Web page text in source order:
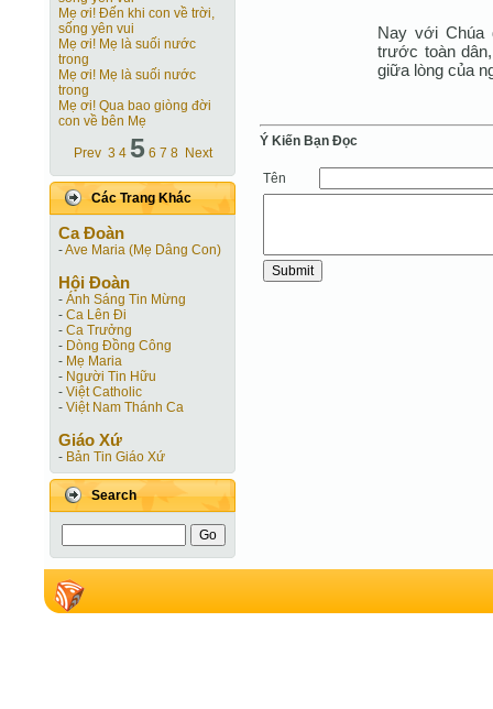
Mẹ ơi! Ðến khi con về trời,
sống yên vui
Mẹ ơi! Mẹ là suối nước
trong
Mẹ ơi! Mẹ là suối nước
trong
Mẹ ơi! Qua bao giòng đời
con về bên Mẹ
Prev 3 4 5 6 7 8 Next
Các Trang Khác
Ca Ðoàn
-Ave Maria (Mẹ Dâng Con)
Hội Ðoàn
- Ánh Sáng Tin Mừng
- Ca Lên Đi
- Ca Trưởng
- Dòng Đồng Công
- Mẹ Maria
- Người Tin Hữu
- Việt Catholic
- Việt Nam Thánh Ca
Giáo Xứ
- Bản Tin Giáo Xứ
Search
Nay với Chúa
trước toàn
giữa lòng của
Ý Kiến Bạn Ðọc
Tên